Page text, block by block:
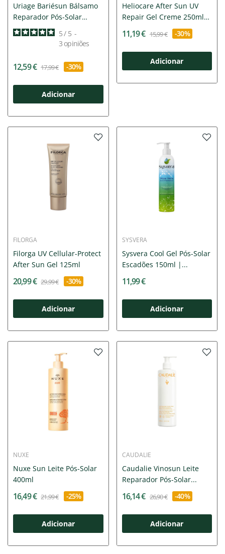
Uriage Bariésun Bálsamo
Reparador Pós-Solar
500ml
5/ 5 -
3 opiniões
12,59 € 17,99 € -30%
Adicionar
Heliocare After Sun UV
Repair Gel Creme 250ml
11,19 € 15,99 € -30%
Adicionar
FILORGA
Filorga UV Cellular-Protect
After Sun Gel 125ml
20,99 € 29,99 € -30%
Adicionar
SYSVERA
Sysvera Cool Gel Pós-Solar
Escadões 150ml |...
11,99 €
Adicionar
NUXE
Nuxe Sun Leite Pós-Solar
400ml
16,49 € 21,99 € -25%
Adicionar
CAUDALIE
Caudalie Vinosun Leite
Reparador Pós-Solar...
16,14 € 26,90 € -40%
Adicionar